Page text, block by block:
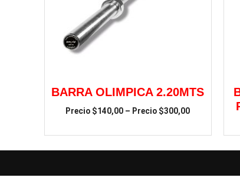
BARRA OLIMPICA 2.20MTS
$140,00 – $300,00